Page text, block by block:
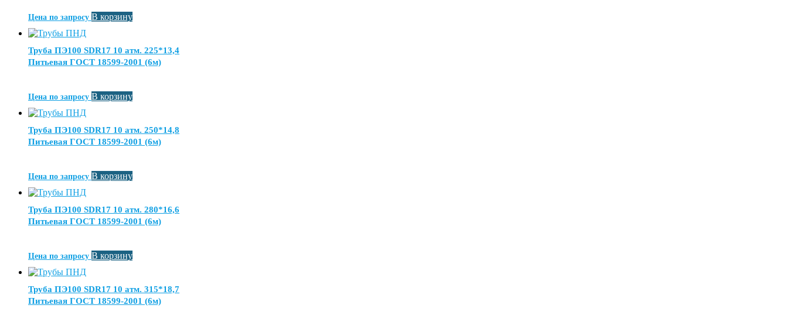
Цена по запросу В корзину
Труба ПЭ100 SDR17 10 атм. 225*13,4
Питьевая ГОСТ 18599-2001 (6м)
Цена по запросу В корзину
Труба ПЭ100 SDR17 10 атм. 250*14,8
Питьевая ГОСТ 18599-2001 (6м)
Цена по запросу В корзину
Труба ПЭ100 SDR17 10 атм. 280*16,6
Питьевая ГОСТ 18599-2001 (6м)
Цена по запросу В корзину
Труба ПЭ100 SDR17 10 атм. 315*18,7
Питьевая ГОСТ 18599-2001 (6м)